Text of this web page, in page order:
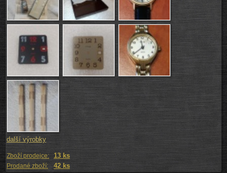
další výrobky
Zboží prodejce: 13 ks
Prodané zboží: 42 ks